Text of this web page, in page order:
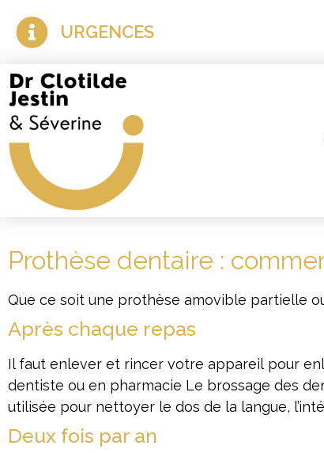
URGENCES
Prothèse dentaire :
Que ce soit une prothèse amovible partielle
Après chaque repas
Il faut enlever et rincer votre appareil pour
dentiste ou en pharmacie Le brossage des
utilisée pour nettoyer le dos de la langue,
Deux fois par an